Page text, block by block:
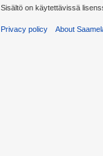
Sisältö on käytettävissä
Privacy policy About